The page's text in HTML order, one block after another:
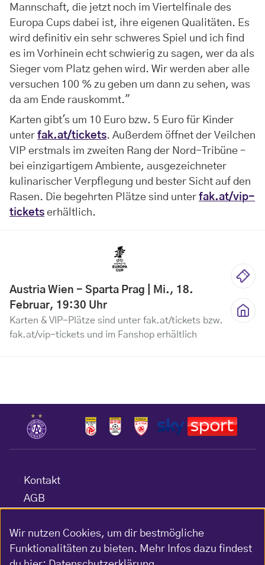
Mannschaft, die jetzt noch im Viertelfinale des
Europa Cups dabei ist, ihre eigenen Qualitäten. Es
wird definitiv ein sehr schweres Spiel und ich find
es im Vorhinein echt schwierig zu sagen, wer da als
Sieger vom Platz gehen wird. Wir werden aber alle
versuchen 100 % zu geben um dann zu sehen, was
da am Ende rauskommt."
Karten gibt's um 10 Euro bzw. 5 Euro für Kinder
unter fak.at/tickets. Außerdem öffnet der Veilchen
VIP erstmals im zweiten Rang der Nord-Tribüne –
bei einzigartigem Ambiente, ausgezeichneter
kulinarischer Verpflegung und bester Sicht auf den
Rasen. Die begehrten Plätze sind unter fak.at/vip-
tickets erhältlich.
Austria Wien - Sparta Prag | Mi., 18.
Februar, 19:30 Uhr
Karten & VIP-Plätze sind unter fak.at/tickets bzw.
fak.at/vip-tickets und im Fanshop erhältlich
Kontakt
AGB
Barrierefreiheitserklärung
Impressum
Wir nutzen Cookies, um dir bestmögliche
Funktionalitäten zu bieten. Mehr Infos dazu findest